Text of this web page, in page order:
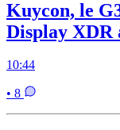
Kuycon, le
Display XDR
10:44
• 8